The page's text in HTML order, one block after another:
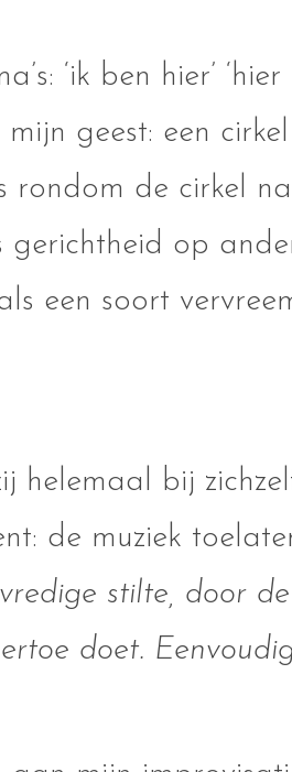
‘ik ben hier’
geest: een
rondom de cirkel
gerichtheid op
een soort
helemaal bij
de muziek
stilte, door
doet.